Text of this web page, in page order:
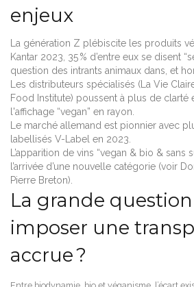
enjeux
La génération Z plébiscite les produits
Kantar 2023, 35 % d’entre eux se disent
question des intrants animaux dans, et
Les distributeurs spécialisés (La Vie
Food Institute) poussent à plus de clarté
l'affichage “vegan” en rayon.
Le marché allemand est pionnier avec
labellisés V-Label en 2023.
L’apparition de vins “vegan & bio & sans
l’arrivée d’une nouvelle catégorie (voir
Pierre Breton).
La grande
imposer une
accrue ?